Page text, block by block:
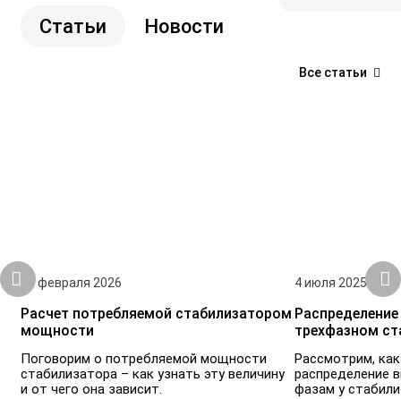
Статьи Новости
Все статьи
25 февраля 2026
Расчет потребляемой стабилизатором
мощности
Поговорим о потребляемой мощности
стабилизатора – как узнать эту величину
и от чего она зависит.
4 июля 2025
трехфазном
Рассмотрим,
распределение
фазам у